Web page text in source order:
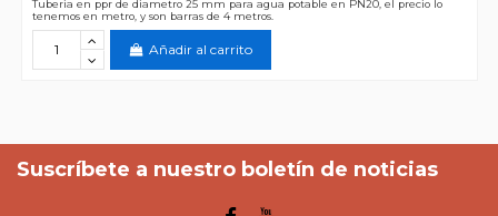
Tuberia en ppr de diametro 25 mm para agua potable en PN20, el precio lo
tenemos en metro, y son barras de 4 metros.
Añadir al carrito
Suscríbete a nuestro boletín de noticias